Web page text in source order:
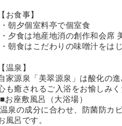
【お食事】
・朝夕個室料亭で個室食
・夕食は地産地消の創作和会席
・朝食はこだわりの味噌汁をは
【温泉】
家源泉「美翠源泉」は酸化の
も癒されるご入浴をお愉しみく
■お座敷風呂（大浴場）
温泉の成分に合わせ、防菌防カ
風呂です。